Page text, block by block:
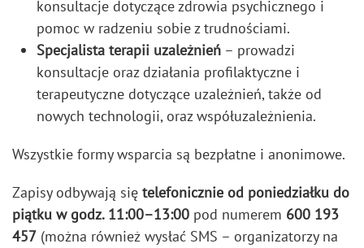
konsultacje dotyczące zdrowia psychicznego i
pomoc w radzeniu sobie z trudnościami.
Specjalista terapii uzależnień – prowadzi
konsultacje oraz działania profilaktyczne i
terapeutyczne dotyczące uzależnień, także od
nowych technologii, oraz współuzależnienia.
Wszystkie formy wsparcia są bezpłatne i anonimowe.
Zapisy odbywają się telefonicznie od poniedziałku do
piątku w godz. 11:00–13:00 pod numerem 600 193
457 (można również wysłać SMS – organizatorzy na